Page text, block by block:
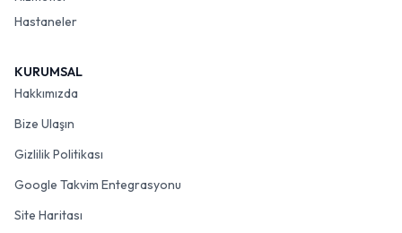
Hastaneler
KURUMSAL
Hakkımızda
Bize Ulaşın
Gizlilik Politikası
Google Takvim Entegrasyonu
Site Haritası